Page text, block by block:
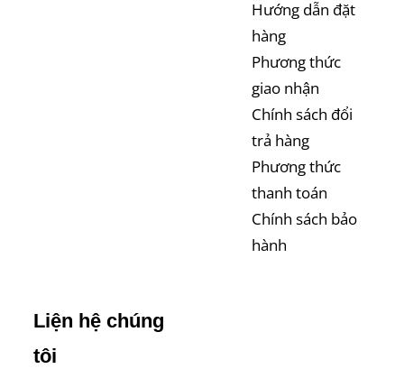
Hướng dẫn đặt
hàng
Phương thức
giao nhận
Chính sách đổi
trả hàng
Phương thức
thanh toán
Chính sách bảo
hành
Liện hệ chúng
tôi